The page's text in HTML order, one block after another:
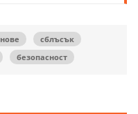
сблъсък
безопасност